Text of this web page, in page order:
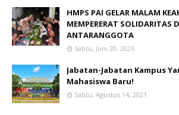
HMPS PAI GELAR MALAM
MEMPERERAT SOLIDARITAS
ANTARANGGOTA
Sabtu, Juni 20, 2026
Jabatan-Jabatan Kampus
Mahasiswa Baru!
Sabtu, Agustus 14, 2021